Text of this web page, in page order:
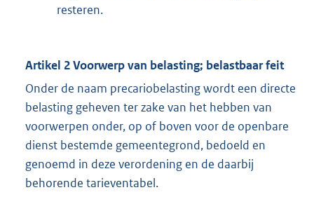
resteren.
Artikel 2 Voorwerp van belasting; belastbaar feit
Onder de naam precariobelasting wordt een directe
belasting geheven ter zake van het hebben van
voorwerpen onder, op of boven voor de openbare
dienst bestemde gemeentegrond, bedoeld en
genoemd in deze verordening en de daarbij
behorende tarieventabel.